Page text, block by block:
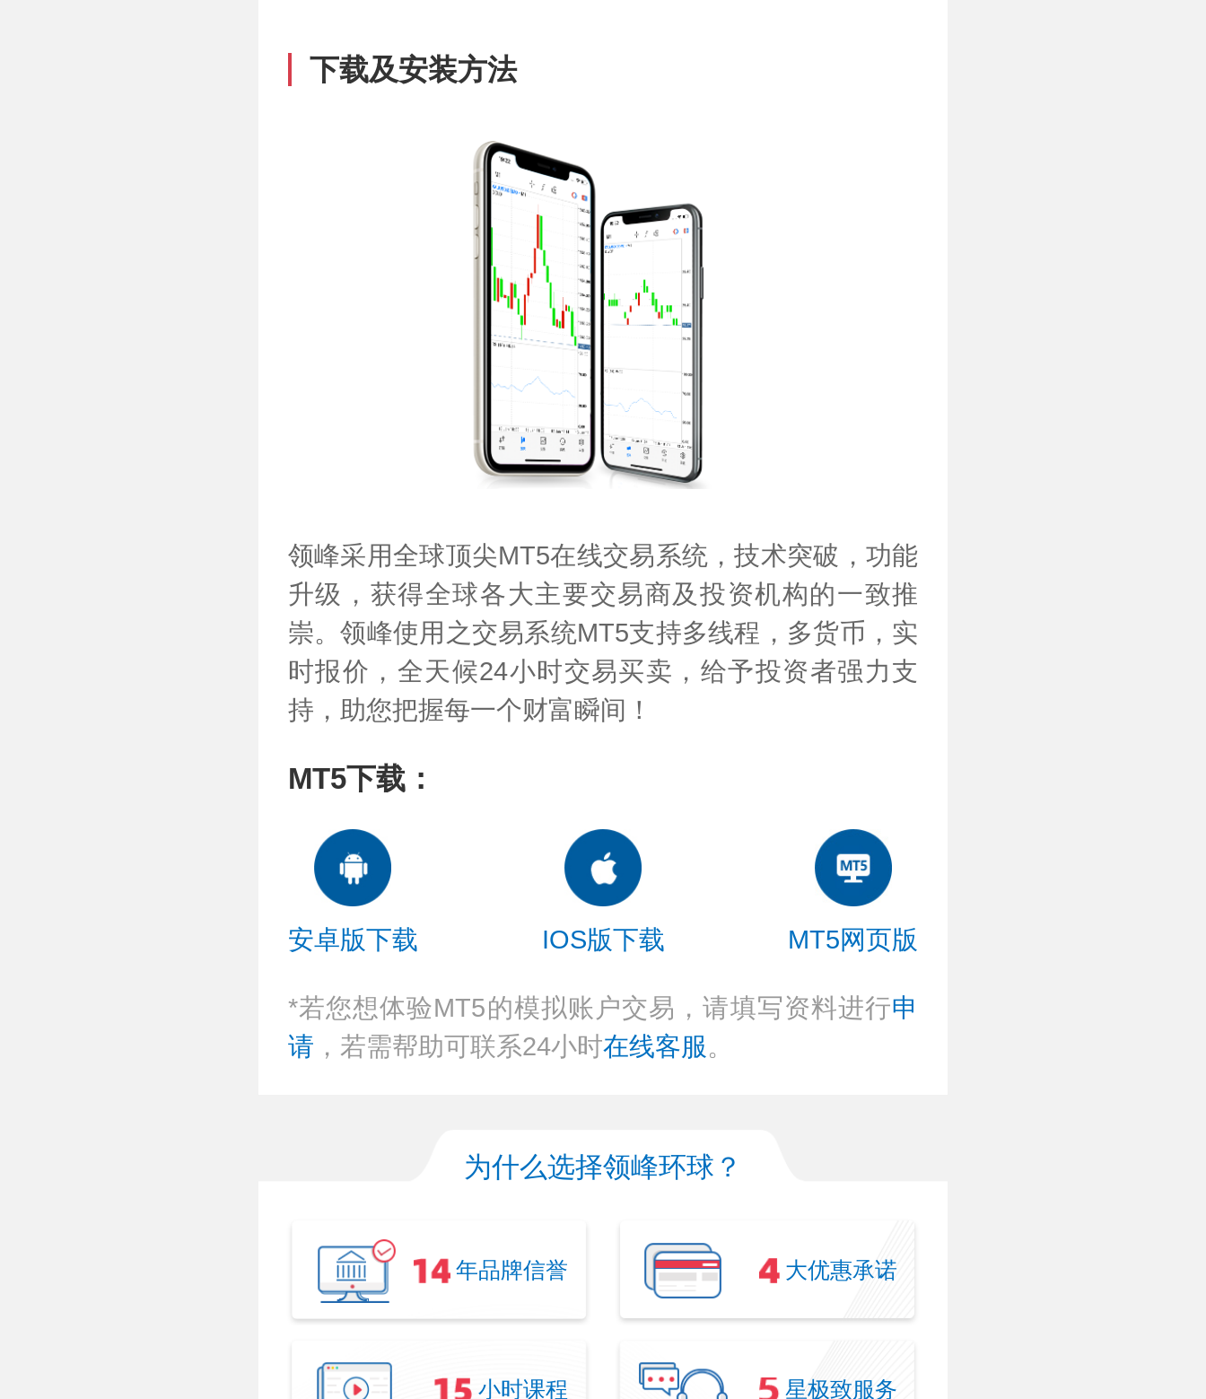
下载及安装方法
领峰采用全球顶尖MT5在线交易系统，技术突破，功能
升级，获得全球各大主要交易商及投资机构的一致推
崇。领峰使用之交易系统MT5支持多线程，多货币，实
时报价，全天候24小时交易买卖，给予投资者强力支
持，助您把握每一个财富瞬间！
MT5下载：
安卓版下载 IOS版下载 MT5网页版
*若您想体验MT5的模拟账户交易，请填写资料进行申
请 ，若需帮助可联系24小时在线客服。
为什么选择领峰环球？
年品牌信誉 大优惠承诺
小时课程 星极致服务